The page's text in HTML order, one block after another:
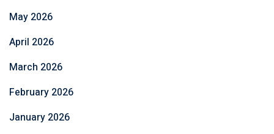
May 2026
April 2026
March 2026
February 2026
January 2026